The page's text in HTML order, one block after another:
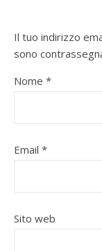
Il tuo indirizzo
sono
Nome *
Email *
Sito web